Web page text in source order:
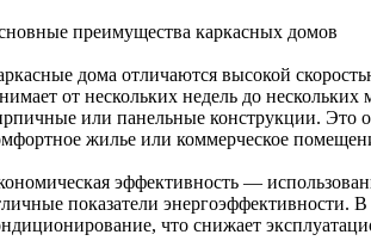
преимущества каркасных домов
дома отличаются высокой
от нескольких недель до
или панельные конструкции. Это
жилье или коммерческое
эффективность —
показатели энергоэффективности.
что снижает